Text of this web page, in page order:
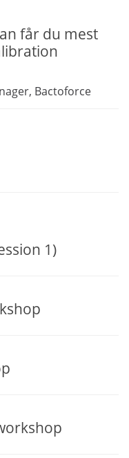
får du mest
Bactoforce
1)